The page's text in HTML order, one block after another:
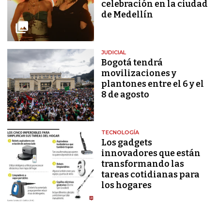
celebración en la ciudad
de Medellín
JUDICIAL
Bogotá tendrá
movilizaciones y
plantones entre el 6 y el
8 de agosto
TECNOLOGÍA
Los gadgets
innovadores que están
transformando las
tareas cotidianas para
los hogares